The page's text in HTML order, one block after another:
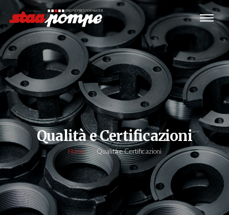
Qualità e Certificazioni
Home Qualità e Certificazioni